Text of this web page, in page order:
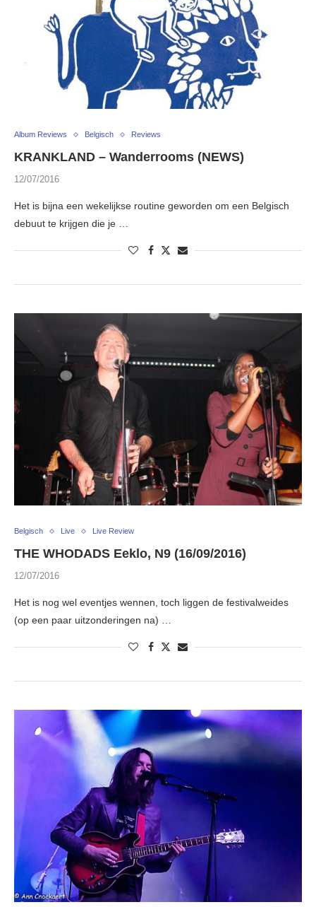
Album Reviews Belgisch Reviews
KRANKLAND – Wanderrooms (NEWS)
12/07/2016
Het is bijna een wekelijkse routine geworden om een Belgisch
debuut te krijgen die je …
Belgisch Live Live Review
THE WHODADS Eeklo, N9 (16/09/2016)
12/07/2016
Het is nog wel eventjes wennen, toch liggen de festivalweides
(op een paar uitzonderingen na) …